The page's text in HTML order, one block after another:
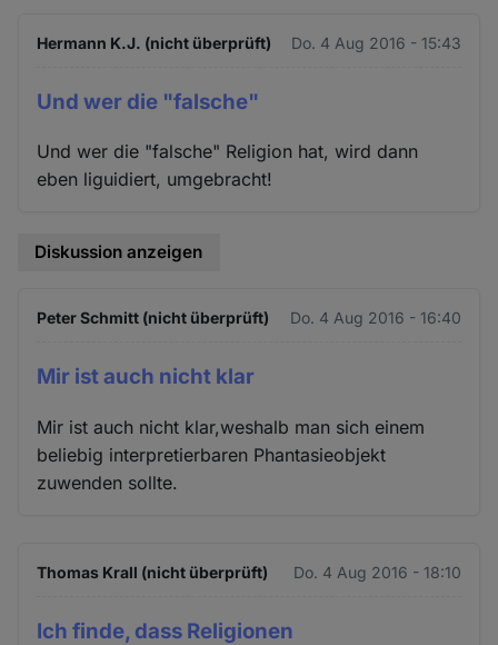
Hermann K.J. (nicht überprüft) Do. 4 Aug 2016 - 15:43
Und wer die "falsche"
Und wer die "falsche" Religion hat, wird dann
eben liguidiert, umgebracht!
Diskussion anzeigen
Peter Schmitt (nicht überprüft) Do. 4 Aug 2016 - 16:40
Mir ist auch nicht klar
Mir ist auch nicht klar,weshalb man sich einem
beliebig interpretierbaren Phantasieobjekt
zuwenden sollte.
Thomas Krall (nicht überprüft) Do. 4 Aug 2016 - 18:10
Ich finde, dass Religionen